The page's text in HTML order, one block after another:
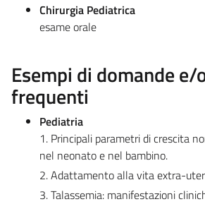
Chirurgia Pediatrica
esame orale
Esempi di domande e/
frequenti
Pediatria
1. Principali parametri di crescita
nel neonato e nel bambino.
2. Adattamento alla vita extra-
3. Talassemia: manifestazioni